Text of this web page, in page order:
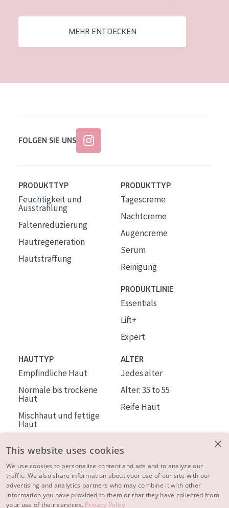
Jedes alter
Reife Haut
MEHR ENTDECKEN
FOLGEN SIE UNS
PRODUKTTYP
Feuchtigkeit und
Ausstrahlung
Faltenreduzierung
Hautregeneration
Hautstraffung
PRODUKTTYP
Tagescreme
Nachtcreme
Augencreme
Serum
Reinigung
PRODUKTLINIE
Essentials
Lift+
Expert
HAUTTYP
Empfindliche Haut
Normale bis trockene
Haut
Mischhaut und fettige
Haut
Haut
ALTER
Jedes alter
Alter: 35 to 55
Reife Haut
ÜBER DIADERMINE
Mehr über uns
×
This website uses cookies
We use cookies to personalize content and ads and to analyze our
traffic. We also share information about your use of our site with our
advertising and analytics partners who may combine it with other
information you have provided to them or that they have collected from
your use of their services. Privacy Policy